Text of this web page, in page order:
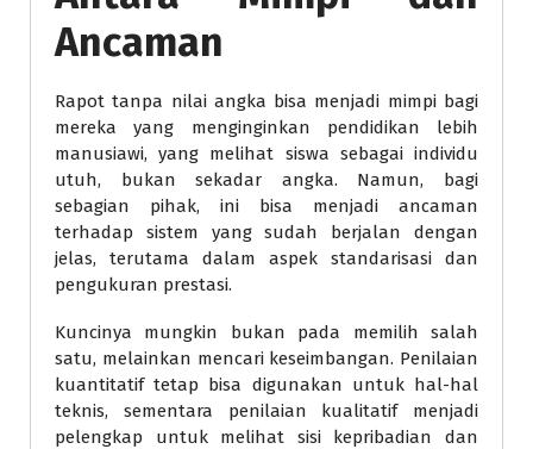
Ancaman
Rapot tanpa nilai angka bisa menjadi mimpi bagi
mereka yang menginginkan pendidikan lebih
manusiawi, yang melihat siswa sebagai individu
utuh, bukan sekadar angka. Namun, bagi
sebagian pihak, ini bisa menjadi ancaman
terhadap sistem yang sudah berjalan dengan
jelas, terutama dalam aspek standarisasi dan
pengukuran prestasi.
Kuncinya mungkin bukan pada memilih salah
satu, melainkan mencari keseimbangan. Penilaian
kuantitatif tetap bisa digunakan untuk hal-hal
teknis, sementara penilaian kualitatif menjadi
pelengkap untuk melihat sisi kepribadian dan